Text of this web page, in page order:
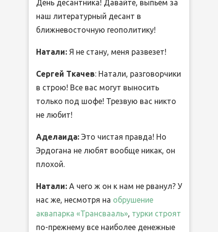
День десантника! Давайте, выпьем за
наш литературный десант в
ближневосточную геополитику!
Натали: Я не стану, меня развезет!
Сергей Ткачев: Натали, разговорчики
в строю! Все вас могут выносить
только под шофе! Трезвую вас никто
не любит!
Аделаида: Это чистая правда! Но
Эрдогана не любят вообще никак, он
плохой.
Натали: А чего ж он к нам не рванул? У
нас же, несмотря на обрушение
аквапарка «Трансвааль», турки строят
по-прежнему все наиболее денежные